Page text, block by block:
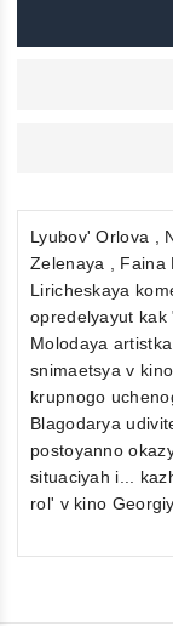
Lyubov' Orlova ,
Zelenaya , Faina
Liricheskaya
opredelyayut kak
Molodaya
snimaetsya v
krupnogo
Blagodarya
postoyanno
situaciyah i...
rol' v kino